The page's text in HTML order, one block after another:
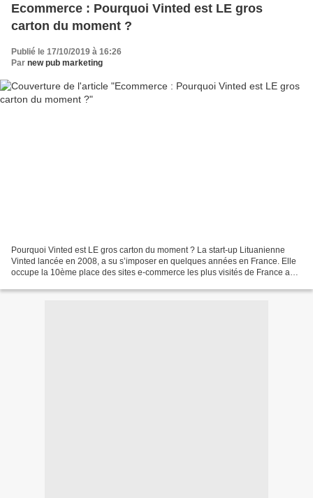
Ecommerce : Pourquoi Vinted est LE gros
carton du moment ?
Publié le 17/10/2019 à 16:26
Par new pub marketing
Pourquoi Vinted est LE gros carton du moment ? La start-up Lituanienne
Vinted lancée en 2008, a su s’imposer en quelques années en France. Elle
occupe la 10ème place des sites e-commerce les plus visités de France au